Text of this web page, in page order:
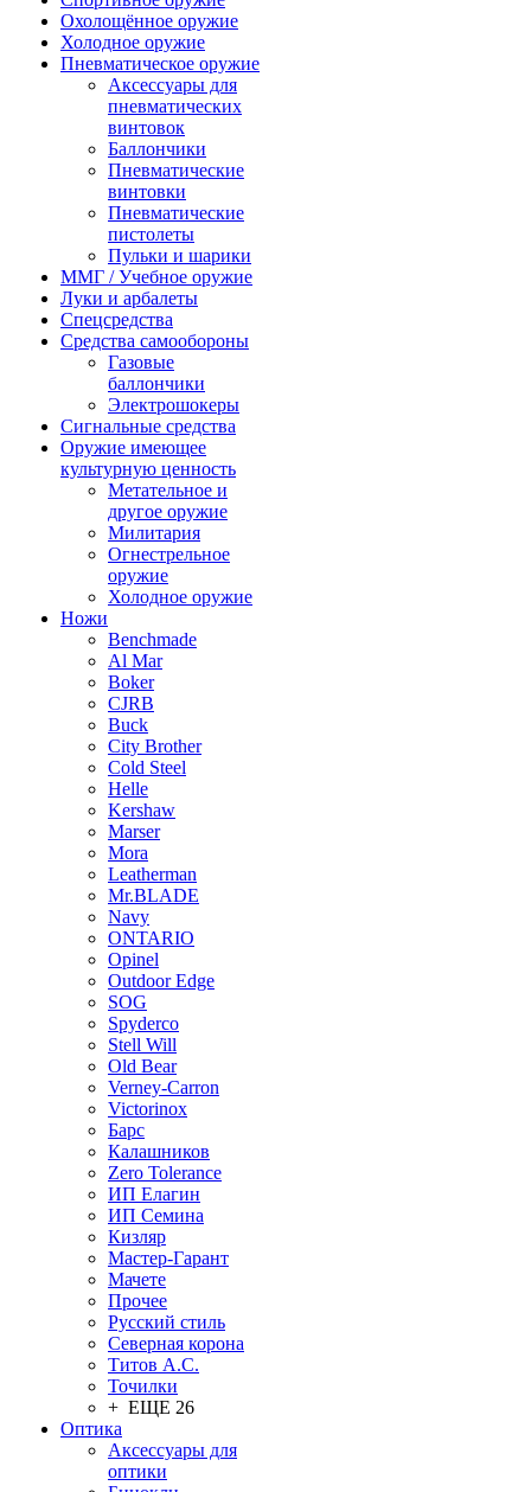
Охолощённое оружие
Холодное оружие
Пневматическое оружие
Аксессуары для
пневматических
винтовок
Баллончики
Пневматические
винтовки
Пневматические
пистолеты
Пульки и шарики
ММГ / Учебное оружие
Луки и арбалеты
Спецсредства
Средства самообороны
Газовые
баллончики
Электрошокеры
Сигнальные средства
Оружие имеющее
культурную ценность
Метательное и
другое оружие
Милитария
Огнестрельное
оружие
Холодное оружие
Ножи
Benchmade
Al Mar
Boker
CJRB
Buck
City Brother
Cold Steel
Helle
Kershaw
Marser
Mora
Leatherman
Mr.BLADE
Navy
ONTARIO
Opinel
Outdoor Edge
SOG
Spyderco
Stell Will
Old Bear
Verney-Carron
Victorinox
Барс
Калашников
Zero Tolerance
ИП Елагин
ИП Семина
Кизляр
Мастер-Гарант
Мачете
Прочее
Русский стиль
Северная корона
Титов А.С.
Точилки
+ ЕЩЕ 26
Оптика
Аксессуары для
оптики